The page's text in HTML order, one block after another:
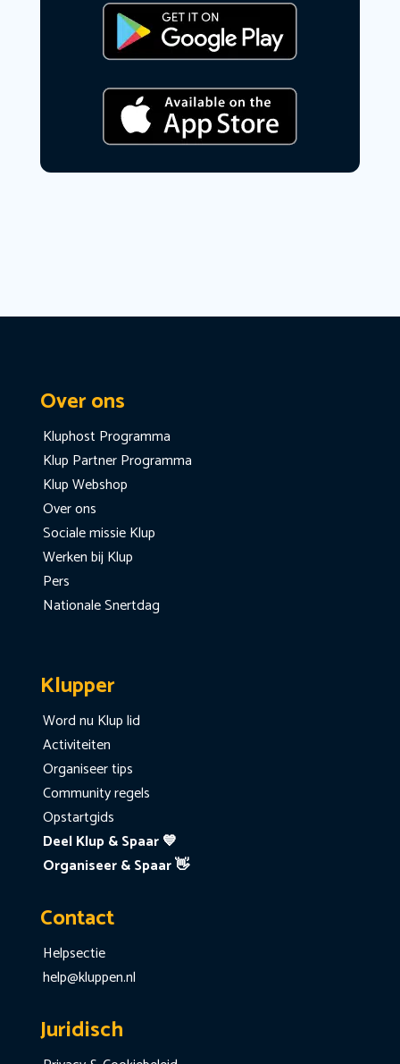
Over ons
Kluphost Programma
Klup Partner Programma
Klup Webshop
Over ons
Sociale missie Klup
Werken bij Klup
Pers
Nationale Snertdag
Klupper
Word nu Klup lid
Activiteiten
Organiseer tips
Community regels
Opstartgids
Deel Klup & Spaar 💙
Organiseer & Spaar 👋
Contact
Helpsectie
help@kluppen.nl
Juridisch